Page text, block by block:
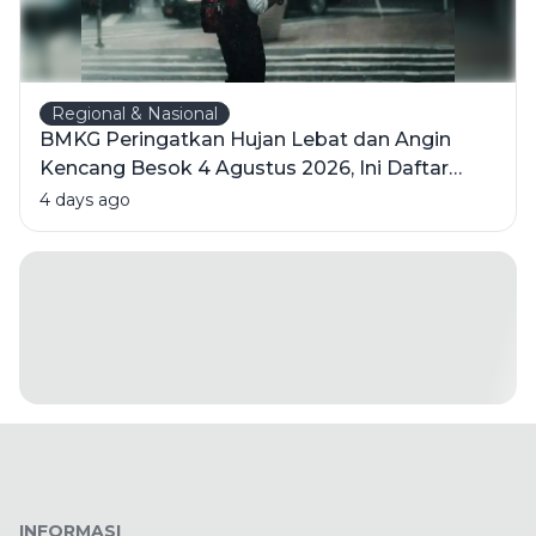
Regional & Nasional
BMKG Peringatkan Hujan Lebat dan Angin
Kencang Besok 4 Agustus 2026, Ini Daftar
Wilayahnya
4 days ago
INFORMASI